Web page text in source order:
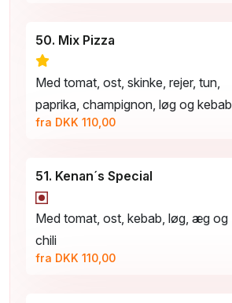
50. Mix Pizza
Med tomat, ost, skinke, rejer, tun,
paprika, champignon, løg og kebab
fra DKK 110,00
51. Kenan´s Special
Med tomat, ost, kebab, løg, æg og
chili
fra DKK 110,00